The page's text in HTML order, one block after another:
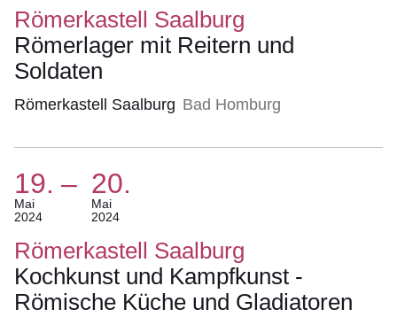
Juni
2024
Bis
02.
Juni
Römerkastell Saalburg
Römerlager mit Reitern und
Soldaten
Römerkastell Saalburg Bad Homburg
19.
Mai
2024
– 20.
Mai
2024
(Termin:
19.
Mai
Bis
20.
Römerkastell Saalburg
Kochkunst und Kampfkunst -
Römische Küche und Gladiatoren